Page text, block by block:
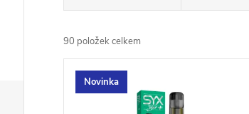
a
z
e
90 položek celkem
VNovinka